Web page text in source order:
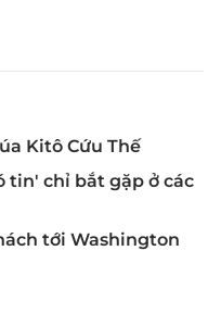
Kitô Cứu Thế
tin' chỉ bắt gặp ở các
tới Washington